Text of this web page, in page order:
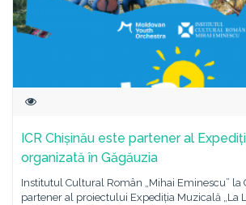
ICR Chișinău este partener al
organizată în Găgăuzia
Institutul Cultural Român „Mihai Eminescu” la
partener al proiectului Expediția Muzicală „La